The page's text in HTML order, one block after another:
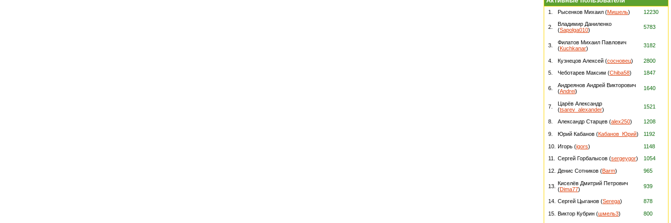
1. Рысенков Михаил (Мишель) 12230
2.
Владимир Даниленко
(Sapolga010) 5783
3.
Филатов Михаил Павлович
(Kuchkanar) 3182
4. Кузнецов Алексей (сосновец) 2800
5. Чеботарев Максим (Chiba58) 1847
6.
Андреянов Андрей Викторович
(Andrei) 1640
7.
Царёв Александр
(tsarev_alexander) 1521
8. Александр Старцев (alex250) 1208
9. Юрий Кабанов (Кабанов_Юрий) 1192
10. Игорь (igors) 1148
11. Сергей Горбалысов (sergeygor) 1054
12. Денис Сотников (Barm) 965
13. Киселёв Дмитрий Петрович
(Dima77) 939
14. Сергей Цыганов (Serega) 878
15. Виктор Кубрин (шмель3) 800